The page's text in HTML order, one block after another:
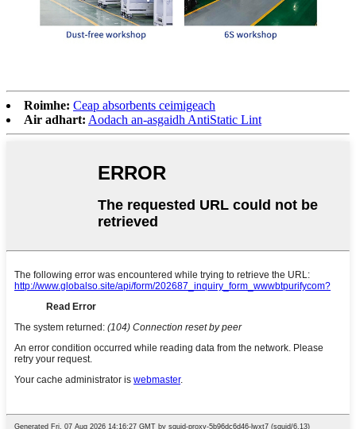
Roimhe: Ceap absorbents ceimigeach
Air adhart: Aodach an-asgaidh AntiStatic Lint